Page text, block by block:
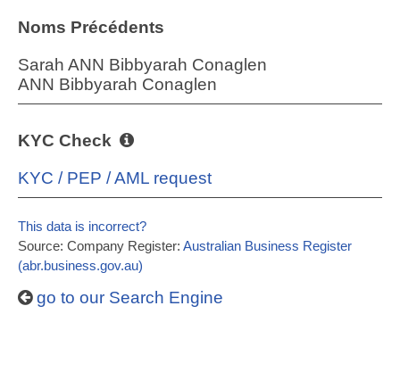
Noms Précédents
Sarah ANN Bibbyarah Conaglen
ANN Bibbyarah Conaglen
KYC Check
KYC / PEP / AML request
This data is incorrect?
Source: Company Register: Australian Business Register
(abr.business.gov.au)
go to our Search Engine